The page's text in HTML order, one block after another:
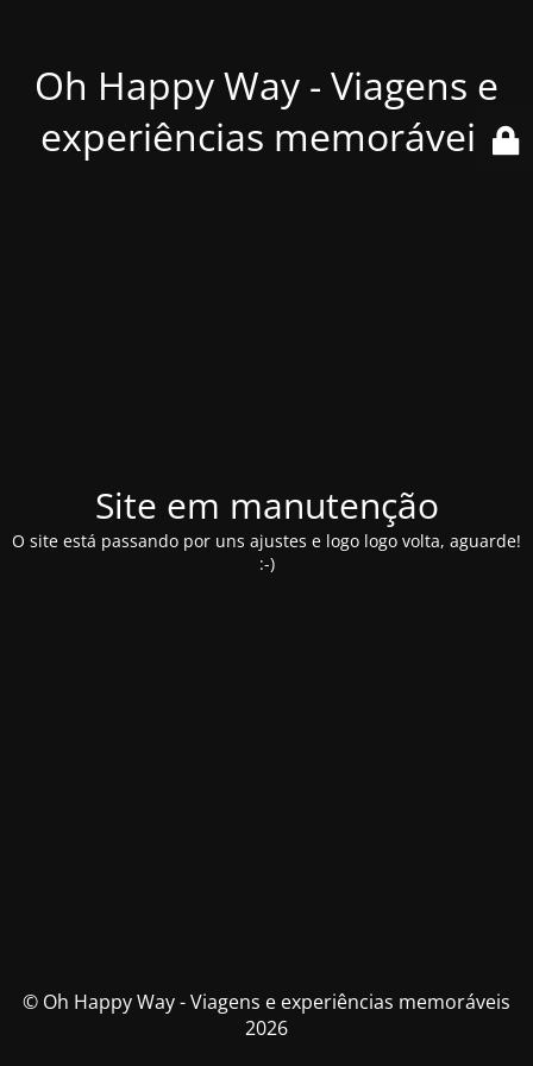
Oh Happy Way - Viagens e
experiências memoráveis
Site em manutenção
O site está passando por uns ajustes e logo logo volta, aguarde!
:-)
© Oh Happy Way - Viagens e experiências memoráveis
2026